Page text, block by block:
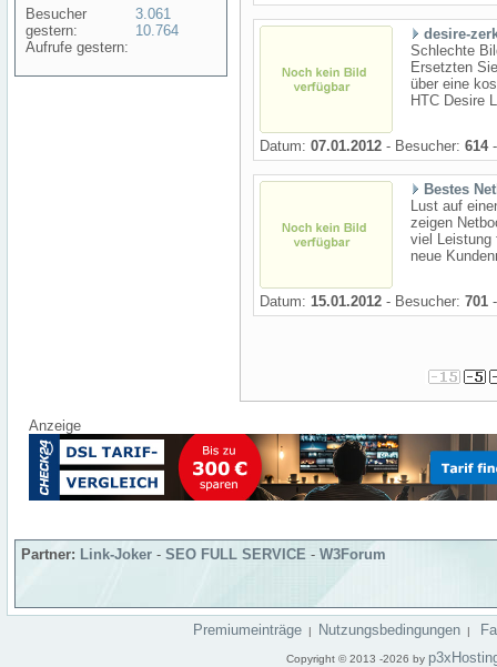
Besucher
gestern:
Aufrufe gestern:
3.061
10.764
desire-
Schlechte
Ersetzten
über eine
HTC Desire
Datum: 07.01.2012 - Besucher: 614-
Bestes
Lust auf
zeigen
viel Leistung
neue
Datum: 15.01.2012 - Besucher: 701
Anzeige
Partner: Link-Joker - SEO FULL SERVICE - W3Forum
Premiumeinträge | Nutzungsbedingungen |
Copyright © 2013 -2026 by